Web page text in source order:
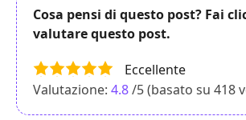
Cosa pensi di questo post? Fai
valutare questo post.
Eccellente
Valutazione: 4.8/5 (basato su 418